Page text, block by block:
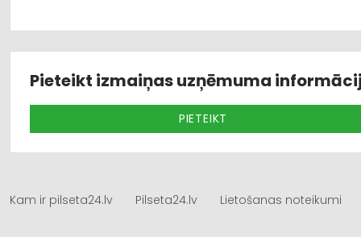
Pieteikt izmaiņas uzņēmuma
PIETEIKT
Kam ir pilseta24.lv Pilseta24.lv Lietošanas noteikumi